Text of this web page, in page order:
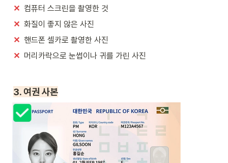
✕ 컴퓨터 스크린을 촬영한 것
✕ 화질이 좋지 않은 사진
✕ 핸드폰 셀카로 촬영한 사진
✕ 머리카락으로 눈썹이나 귀를 가린 사진
3. 여권 사본